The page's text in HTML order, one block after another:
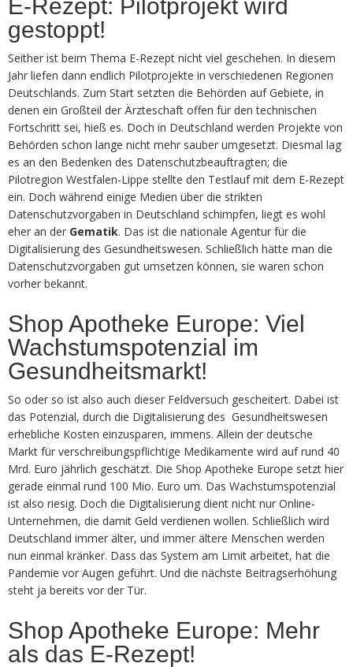
E-Rezept: Pilotprojekt wird
gestoppt!
Seither ist beim Thema E-Rezept nicht viel geschehen. In diesem
Jahr liefen dann endlich Pilotprojekte in verschiedenen Regionen
Deutschlands. Zum Start setzten die Behörden auf Gebiete, in
denen ein Großteil der Ärzteschaft offen für den technischen
Fortschritt sei, hieß es. Doch in Deutschland werden Projekte von
Behörden schon lange nicht mehr sauber umgesetzt. Diesmal lag
es an den Bedenken des Datenschutzbeauftragten; die
Pilotregion Westfalen-Lippe stellte den Testlauf mit dem E-Rezept
ein. Doch während einige Medien über die strikten
Datenschutzvorgaben in Deutschland schimpfen, liegt es wohl
eher an der Gematik. Das ist die nationale Agentur für die
Digitalisierung des Gesundheitswesen. Schließlich hätte man die
Datenschutzvorgaben gut umsetzen können, sie waren schon
vorher bekannt.
Shop Apotheke Europe: Viel
Wachstumspotenzial im
Gesundheitsmarkt!
So oder so ist also auch dieser Feldversuch gescheitert. Dabei ist
das Potenzial, durch die Digitalisierung des Gesundheitswesen
erhebliche Kosten einzusparen, immens. Allein der deutsche
Markt für verschreibungspflichtige Medikamente wird auf rund 40
Mrd. Euro jährlich geschätzt. Die Shop Apotheke Europe setzt hier
gerade einmal rund 100 Mio. Euro um. Das Wachstumspotenzial
ist also riesig. Doch die Digitalisierung dient nicht nur Online-
Unternehmen, die damit Geld verdienen wollen. Schließlich wird
Deutschland immer älter, und immer ältere Menschen werden
nun einmal kränker. Dass das System am Limit arbeitet, hat die
Pandemie vor Augen geführt. Und die nächste Beitragserhöhung
steht ja bereits vor der Tür.
Shop Apotheke Europe: Mehr
als das E-Rezept!